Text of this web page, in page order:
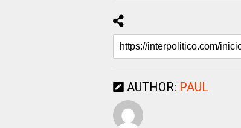
AUTHOR: PAUL